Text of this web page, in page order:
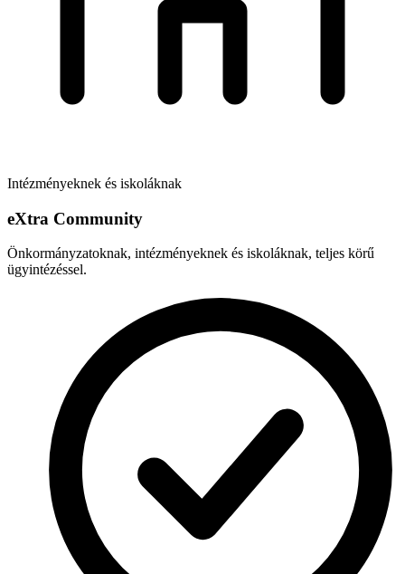
Intézményeknek és iskoláknak
eXtra Community
Önkormányzatoknak, intézményeknek és iskoláknak, teljes körű
ügyintézéssel.